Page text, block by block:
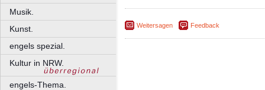
Musik.
Kunst.
engels spezial.
Kultur in NRW.
engels-Thema.
Weitersagen Feedback